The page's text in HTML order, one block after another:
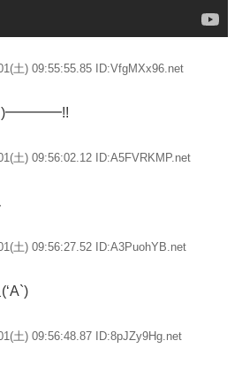
土) 09:55:55.85 ID:VfgMXx96.net
)━━━━!!
土) 09:56:02.12 ID:A5FVRKMP.net
土) 09:56:27.52 ID:A3PuohYB.net
土) 09:56:48.87 ID:8pJZy9Hg.net